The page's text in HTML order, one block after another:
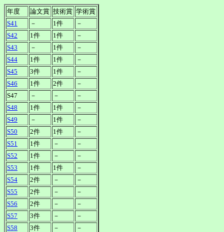
年度 論文賞 技術賞 学術賞
S41
－ 1件
－
S42
1件 1件
－
S43
－ 1件
－
S44
1件 1件
－
S45
3件 1件
－
S46
1件 2件
－
S47
－ －
－
S48
1件 1件
－
S49
－ 1件
－
S50
2件 1件
－
S51
1件 －
－
S52
1件 －
－
S53
1件 1件
－
S54
2件 －
－
S55
2件 －
－
S56
2件 －
－
S57
3件 －
－
S58
3件 －
－